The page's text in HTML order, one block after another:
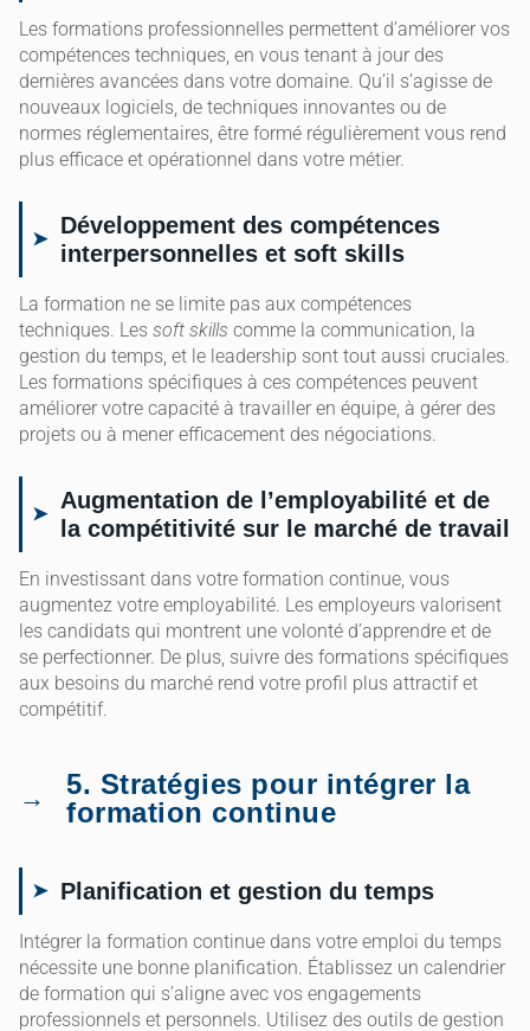
Les formations professionnelles permettent d’améliorer vos
compétences techniques, en vous tenant à jour des
dernières avancées dans votre domaine. Qu’il s’agisse de
nouveaux logiciels, de techniques innovantes ou de
normes réglementaires, être formé régulièrement vous rend
plus efficace et opérationnel dans votre métier.
Développement des compétences
interpersonnelles et soft skills
La formation ne se limite pas aux compétences
techniques. Les soft skills comme la communication, la
gestion du temps, et le leadership sont tout aussi cruciales.
Les formations spécifiques à ces compétences peuvent
améliorer votre capacité à travailler en équipe, à gérer des
projets ou à mener efficacement des négociations.
Augmentation de l’employabilité et de
la compétitivité sur le marché de travail
En investissant dans votre formation continue, vous
augmentez votre employabilité. Les employeurs valorisent
les candidats qui montrent une volonté d’apprendre et de
se perfectionner. De plus, suivre des formations spécifiques
aux besoins du marché rend votre profil plus attractif et
compétitif.
5. Stratégies pour intégrer la
formation continue
Planification et gestion du temps
Intégrer la formation continue dans votre emploi du temps
nécessite une bonne planification. Établissez un calendrier
de formation qui s’aligne avec vos engagements
professionnels et personnels. Utilisez des outils de gestion